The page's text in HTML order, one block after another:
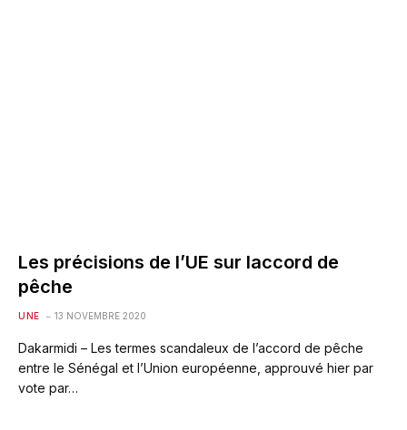
Les précisions de l’UE sur laccord de
pêche
UNE 13 NOVEMBRE 2020
Dakarmidi – Les termes scandaleux de l’accord de pêche
entre le Sénégal et l’Union européenne, approuvé hier par
vote par…